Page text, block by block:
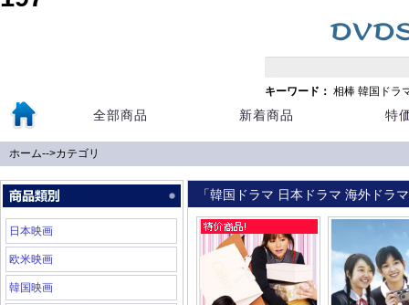
キーワード： 相棒 韓国ドラ
全部商品 新着商品 特
ホーム-->カテゴリ
日本映画
欧米映画
韓国映画
「韓国ドラマ 日本ドラマ 海外ドラ